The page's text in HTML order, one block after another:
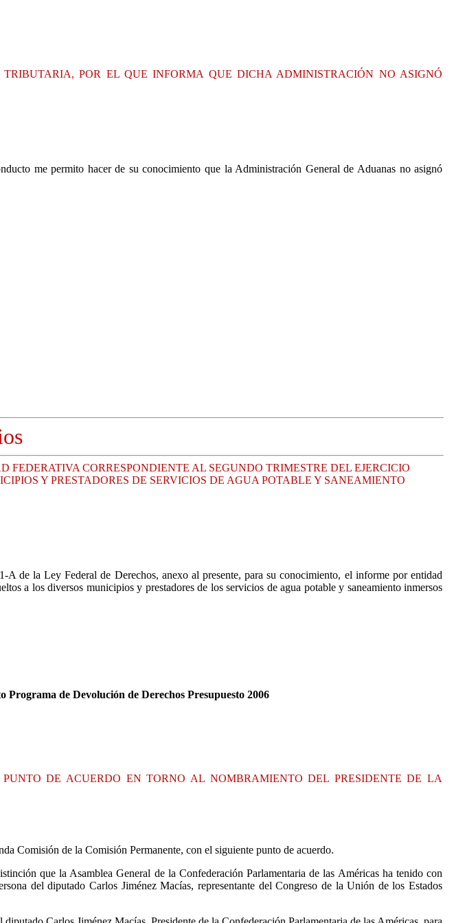
POR EL QUE INFORMA QUE DICHA ADMINISTRACIÓN NO ASIGNÓ
me permito hacer de su conocimiento que la Administración General de Aduanas no asignó
CORRESPONDIENTE AL SEGUNDO TRIMESTRE DEL EJERCICIO
Y PRESTADORES DE SERVICIOS DE AGUA POTABLE Y SANEAMIENTO
de la Ley Federal de Derechos, anexo al presente, para su conocimiento, el informe por entidad
a los diversos municipios y prestadores de los servicios de agua potable y saneamiento inmersos
de Devolución de Derechos Presupuesto 2006
DE ACUERDO EN TORNO AL NOMBRAMIENTO DEL PRESIDENTE DE LA
Comisión de la Comisión Permanente, con el siguiente punto de acuerdo.
que la Asamblea General de la Confederación Parlamentaria de las Américas ha tenido con
del diputado Carlos Jiménez Macías, representante del Congreso de la Unión de los Estados